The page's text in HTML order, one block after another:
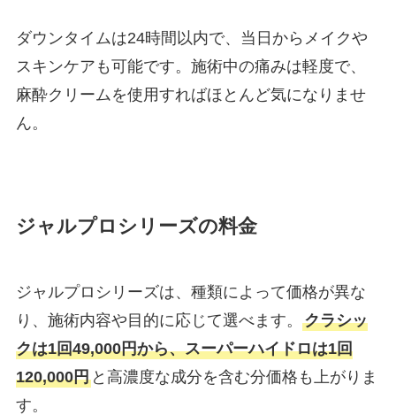
ダウンタイムは24時間以内で、当日からメイクや
スキンケアも可能です。施術中の痛みは軽度で、
麻酔クリームを使用すればほとんど気になりませ
ん。
ジャルプロシリーズの料金
ジャルプロシリーズは、種類によって価格が異な
り、施術内容や目的に応じて選べます。 クラシッ
クは1回49,000円から、スーパーハイドロは1回
120,000円と高濃度な成分を含む分価格も上がりま
す。